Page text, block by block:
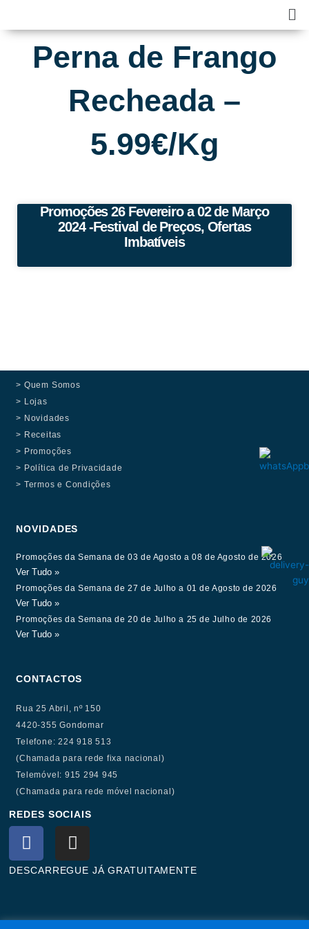
content
Perna de Frango
Recheada –
5.99€/Kg
Promoções 26 Fevereiro a 02 de Março
2024 -Festival de Preços, Ofertas
Imbatíveis
> Quem Somos
> Lojas
> Novidades
> Receitas
> Promoções
> Política de Privacidade
> Termos e Condições
NOVIDADES
Promoções da Semana de 03 de Agosto a 08 de Agosto de 2026
Ver Tudo »
Promoções da Semana de 27 de Julho a 01 de Agosto de 2026
Ver Tudo »
Promoções da Semana de 20 de Julho a 25 de Julho de 2026
Ver Tudo »
CONTACTOS
Rua 25 Abril, nº 150
4420-355 Gondomar
Telefone: 224 918 513
(Chamada para rede fixa nacional)
Telemóvel: 915 294 945
(Chamada para rede móvel nacional)
REDES SOCIAIS
F
a
c
o
I
n
s
g
DESCARREGUE JÁ GRATUITAMENTE